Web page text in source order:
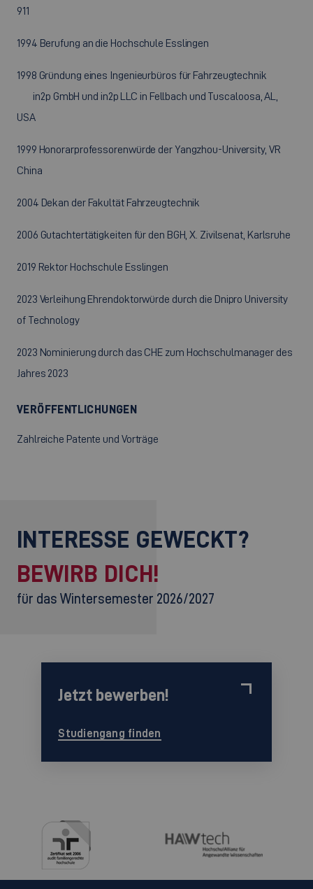
911
1994 Berufung an die Hochschule Esslingen
1998 Gründung eines Ingenieurbüros für Fahrzeugtechnik
in2p GmbH und in2p LLC in Fellbach und Tuscaloosa, AL,
USA
1999 Honorarprofessorenwürde der Yangzhou-University, VR
China
2004 Dekan der Fakultät Fahrzeugtechnik
2006 Gutachtertätigkeiten für den BGH, X. Zivilsenat, Karlsruhe
2019 Rektor Hochschule Esslingen
2023 Verleihung Ehrendoktorwürde durch die Dnipro University
of Technology
2023 Nominierung durch das CHE zum Hochschulmanager des
Jahres 2023
VERÖFFENTLICHUNGEN
Zahlreiche Patente und Vorträge
INTERESSE GEWECKT?
BEWIRB DICH!
für das Wintersemester 2026/2027
Jetzt bewerben!
Studiengang finden